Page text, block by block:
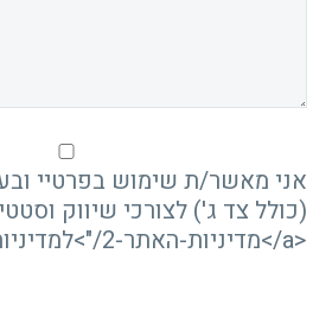
אני מאשר/ת שימוש בפרטיי
(כולל צד ג') לצורכי שיווק
<a href="/מדיניות-האתר-2/">למדיניות האתר</a>